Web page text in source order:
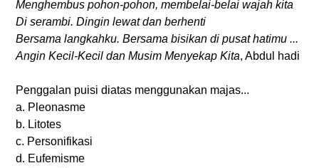
Menghembus pohon-pohon, membelai-belai wajah kita
Di serambi. Dingin lewat dan berhenti
Bersama langkahku. Bersama bisikan di pusat hatimu ...
Angin Kecil-Kecil dan Musim Menyekap Kita, Abdul hadi
Penggalan puisi diatas menggunakan majas...
a. Pleonasme
b. Litotes
c. Personifikasi
d. Eufemisme